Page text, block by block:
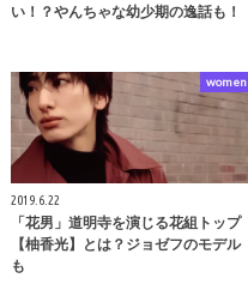
い！？やんちゃな幼少期の逸話も！
women
2019.6.22
「花男」道明寺を演じる花組トップ
【柚香光】とは？ジョゼフのモデル
も